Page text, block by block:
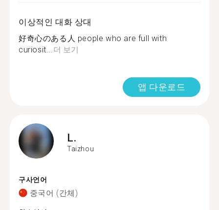
이상적인 대화 상대
好奇心のある人 people who are full with
curiosit...더 보기
앱 다운로드
L.
Taizhou
구사언어
중국어 (간체)